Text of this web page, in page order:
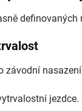
závodní